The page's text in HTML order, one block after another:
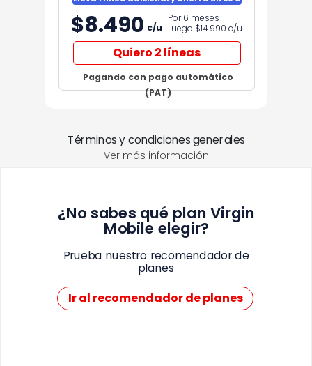
Términos y condiciones generales
Quiero 2 líneas
Pagando con pago automático
(PAT)
Por 6 meses
Luego $14.990 c/u
$8.490 c/u
Ver más información
¿No sabes qué plan Virgin
Mobile elegir?
Prueba nuestro recomendador de
planes
Ir al recomendador de planes